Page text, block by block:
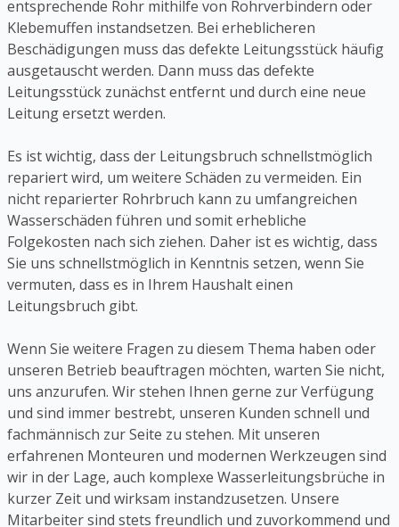
entsprechende Rohr mithilfe von Rohrverbindern oder
Klebemuffen instandsetzen. Bei erheblicheren
Beschädigungen muss das defekte Leitungsstück häufig
ausgetauscht werden. Dann muss das defekte
Leitungsstück zunächst entfernt und durch eine neue
Leitung ersetzt werden.
Es ist wichtig, dass der Leitungsbruch schnellstmöglich
repariert wird, um weitere Schäden zu vermeiden. Ein
nicht reparierter Rohrbruch kann zu umfangreichen
Wasserschäden führen und somit erhebliche
Folgekosten nach sich ziehen. Daher ist es wichtig, dass
Sie uns schnellstmöglich in Kenntnis setzen, wenn Sie
vermuten, dass es in Ihrem Haushalt einen
Leitungsbruch gibt.
Wenn Sie weitere Fragen zu diesem Thema haben oder
unseren Betrieb beauftragen möchten, warten Sie nicht,
uns anzurufen. Wir stehen Ihnen gerne zur Verfügung
und sind immer bestrebt, unseren Kunden schnell und
fachmännisch zur Seite zu stehen. Mit unseren
erfahrenen Monteuren und modernen Werkzeugen sind
wir in der Lage, auch komplexe Wasserleitungsbrüche in
kurzer Zeit und wirksam instandzusetzen. Unsere
Mitarbeiter sind stets freundlich und zuvorkommend und